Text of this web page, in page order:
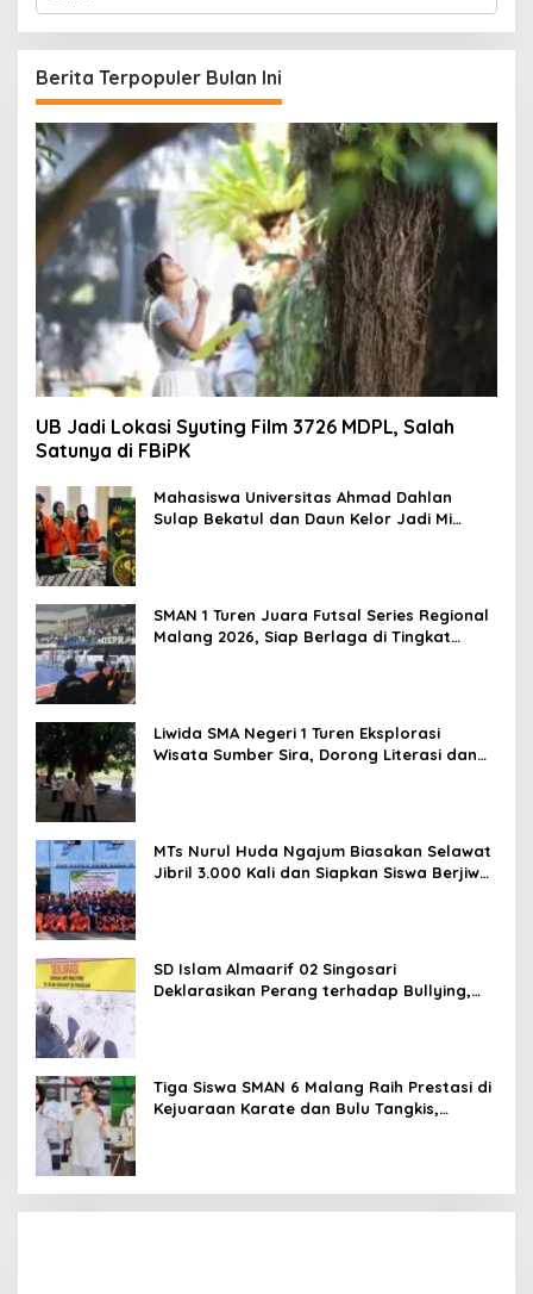
i
u
n
t
u
k
:
Berita Terpopuler Bulan Ini
UB Jadi Lokasi Syuting Film 3726 MDPL, Salah
Satunya di FBiPK
Mahasiswa Universitas Ahmad Dahlan
Sulap Bekatul dan Daun Kelor Jadi Mi
SMAN 1 Turen Juara Futsal Series Regional
Malang 2026, Siap Berlaga di Tingkat
Liwida SMA Negeri 1 Turen Eksplorasi
Wisata Sumber Sira, Dorong Literasi dan
MTs Nurul Huda Ngajum Biasakan Selawat
Jibril 3.000 Kali dan Siapkan Siswa Berjiwa
SD Islam Almaarif 02 Singosari
Deklarasikan Perang terhadap Bullying,
Tiga Siswa SMAN 6 Malang Raih Prestasi di
Kejuaraan Karate dan Bulu Tangkis,